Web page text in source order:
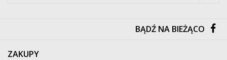
BĄDŹ NA BIEŻĄCO
ZAKUPY